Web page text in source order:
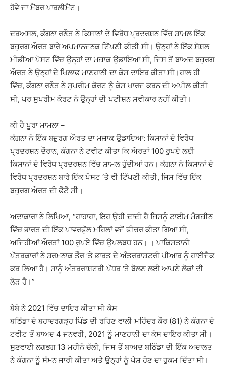
ਹੋਵੇ ਜਾ ਮੈਂਬਰ ਪਾਰਲੀਮੈਂਟ।
ਦਰਅਸਲ, ਕੰਗਨਾ ਰਣੌਤ ਨੇ ਕਿਸਾਨਾਂ ਦੇ ਵਿਰੋਧ ਪ੍ਰਦਰਸ਼ਨ ਵਿੱਚ ਸ਼ਾਮਲ ਇੱਕ
ਬਜ਼ੁਰਗ ਔਰਤ ਬਾਰੇ ਅਪਮਾਨਜਨਕ ਟਿੱਪਣੀ ਕੀਤੀ ਸੀ। ਉਨ੍ਹਾਂ ਨੇ ਇੱਕ ਸੋਸ਼ਲ
ਮੀਡੀਆ ਪੋਸਟ ਵਿੱਚ ਉਨ੍ਹਾਂ ਦਾ ਮਜ਼ਾਕ ਉਡਾਇਆ ਸੀ, ਜਿਸ ਤੋਂ ਬਾਅਦ ਬਜ਼ੁਰਗ
ਔਰਤ ਨੇ ਉਨ੍ਹਾਂ ਦੇ ਖਿਲਾਫ ਮਾਣਹਾਨੀ ਦਾ ਕੇਸ ਦਾਇਰ ਕੀਤਾ ਸੀ।ਹਾਲ ਹੀ
ਵਿੱਚ, ਕੰਗਨਾ ਰਣੌਤ ਨੇ ਸੁਪਰੀਮ ਕੋਰਟ ਨੂੰ ਕੇਸ ਖਾਰਜ ਕਰਨ ਦੀ ਅਪੀਲ ਕੀਤੀ
ਸੀ, ਪਰ ਸੁਪਰੀਮ ਕੋਰਟ ਨੇ ਉਨ੍ਹਾਂ ਦੀ ਪਟੀਸ਼ਨ ਸਵੀਕਾਰ ਨਹੀਂ ਕੀਤੀ।
ਕੀ ਹੈ ਪੂਰਾ ਮਾਮਲਾ –
ਕੰਗਨਾ ਨੇ ਇੱਕ ਬਜ਼ੁਰਗ ਔਰਤ ਦਾ ਮਜ਼ਾਕ ਉਡਾਇਆ: ਕਿਸਾਨਾਂ ਦੇ ਵਿਰੋਧ
ਪ੍ਰਦਰਸ਼ਨ ਦੌਰਾਨ, ਕੰਗਨਾ ਨੇ ਟਵੀਟ ਕੀਤਾ ਕਿ ਔਰਤਾਂ 100 ਰੁਪਏ ਲਈ
ਕਿਸਾਨਾਂ ਦੇ ਵਿਰੋਧ ਪ੍ਰਦਰਸ਼ਨ ਵਿੱਚ ਸ਼ਾਮਲ ਹੁੰਦੀਆਂ ਹਨ। ਕੰਗਨਾ ਨੇ ਕਿਸਾਨਾਂ ਦੇ
ਵਿਰੋਧ ਪ੍ਰਦਰਸ਼ਨ ਬਾਰੇ ਇੱਕ ਪੋਸਟ ‘ਤੇ ਵੀ ਟਿੱਪਣੀ ਕੀਤੀ, ਜਿਸ ਵਿੱਚ ਇੱਕ
ਬਜ਼ੁਰਗ ਔਰਤ ਦੀ ਫੋਟੋ ਸੀ।
ਅਦਾਕਾਰਾ ਨੇ ਲਿਖਿਆ, “ਹਾਹਾਹਾ, ਇਹ ਉਹੀ ਦਾਦੀ ਹੈ ਜਿਸਨੂੰ ਟਾਈਮ ਮੈਗਜ਼ੀਨ
ਵਿੱਚ ਭਾਰਤ ਦੀ ਇੱਕ ਪਾਵਰਫੁੱਲ ਮਹਿਲਾਂ ਵਜੋਂ ਫੀਚਰ ਕੀਤਾ ਗਿਆ ਸੀ,
ਅਜਿਹੀਆਂ ਔਰਤਾਂ 100 ਰੁਪਏ ਵਿੱਚ ਉਪਲਬਧ ਹਨ। । ਪਾਕਿਸਤਾਨੀ
ਪੱਤਰਕਾਰਾਂ ਨੇ ਸ਼ਰਮਨਾਕ ਤੌਰ ‘ਤੇ ਭਾਰਤ ਦੇ ਅੰਤਰਰਾਸ਼ਟਰੀ ਪੀਆਰ ਨੂੰ ਹਾਈਜੈਕ
ਕਰ ਲਿਆ ਹੈ। ਸਾਨੂੰ ਅੰਤਰਰਾਸ਼ਟਰੀ ਪੱਧਰ ‘ਤੇ ਬੋਲਣ ਲਈ ਆਪਣੇ ਲੋਕਾਂ ਦੀ
ਲੋੜ ਹੈ।”
ਬੇਬੇ ਨੇ 2021 ਵਿੱਚ ਦਾਇਰ ਕੀਤਾ ਸੀ ਕੇਸ
ਬਠਿੰਡਾ ਦੇ ਬਹਾਦਰਗੜ੍ਹ ਪਿੰਡ ਦੀ ਰਹਿਣ ਵਾਲੀ ਮਹਿੰਦਰ ਕੌਰ (81) ਨੇ ਕੰਗਨਾ ਦੇ
ਟਵੀਟ ਤੋਂ ਬਾਅਦ 4 ਜਨਵਰੀ, 2021 ਨੂੰ ਮਾਣਹਾਨੀ ਦਾ ਕੇਸ ਦਾਇਰ ਕੀਤਾ ਸੀ।
ਸੁਣਵਾਈ ਲਗਭਗ 13 ਮਹੀਨੇ ਚੱਲੀ, ਜਿਸ ਤੋਂ ਬਾਅਦ ਬਠਿੰਡਾ ਦੀ ਇੱਕ ਅਦਾਲਤ
ਨੇ ਕੰਗਨਾ ਨੂੰ ਸੰਮਨ ਜਾਰੀ ਕੀਤਾ ਅਤੇ ਉਨ੍ਹਾਂ ਨੂੰ ਪੇਸ਼ ਹੋਣ ਦਾ ਹੁਕਮ ਦਿੱਤਾ ਸੀ।